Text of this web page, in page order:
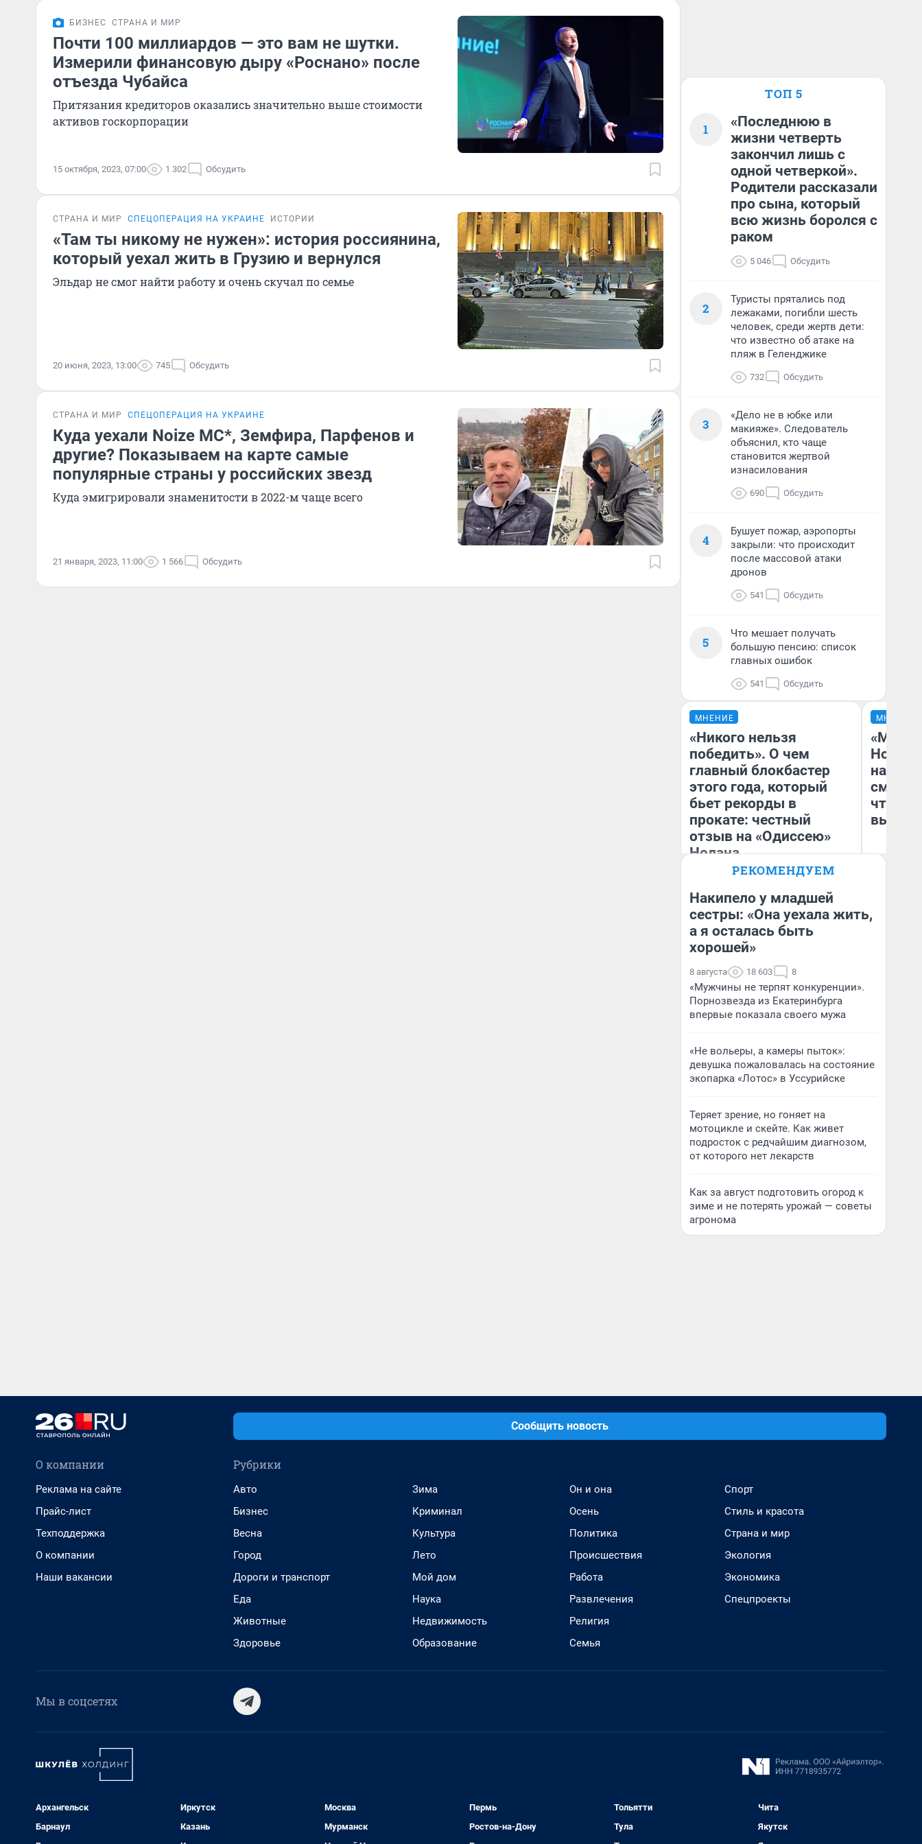
БИЗНЕС СТРАНА И МИР
Почти 100 миллиардов — это вам не шутки.
Измерили финансовую дыру «Роснано» после
отъезда Чубайса
Притязания кредиторов оказались значительно выше стоимости
активов госкорпорации
15 октября, 2023, 07:00 1 302 Обсудить
СТРАНА И МИР СПЕЦОПЕРАЦИЯ НА УКРАИНЕ ИСТОРИИ
«Там ты никому не нужен»: история россиянина,
который уехал жить в Грузию и вернулся
Эльдар не смог найти работу и очень скучал по семье
20 июня, 2023, 13:00 745 Обсудить
СТРАНА И МИР СПЕЦОПЕРАЦИЯ НА УКРАИНЕ
Куда уехали Noize MC*, Земфира, Парфенов и
другие? Показываем на карте самые
популярные страны у российских звезд
Куда эмигрировали знаменитости в 2022-м чаще всего
21 января, 2023, 11:00 1 566 Обсудить
ТОП 5
1
«Последнюю в
жизни четверть
закончил лишь с
одной четверкой».
Родители рассказали
про сына, который
всю жизнь боролся с
раком
5 046 Обсудить
2
Туристы прятались под
лежаками, погибли шесть
человек, среди жертв дети:
что известно об атаке на
пляж в Геленджике
732 Обсудить
3
«Дело не в юбке или
макияже». Следователь
объяснил, кто чаще
становится жертвой
изнасилования
690 Обсудить
4
Бушует пожар, аэропорты
закрыли: что происходит
после массовой атаки
дронов
541 Обсудить
5
Что мешает получать
большую пенсию: список
главных ошибок
541 Обсудить
МНЕНИЕ
«Никого нельзя
победить». О чем
главный блокбастер
этого года, который
бьет рекорды в
прокате: честный
отзыв на «Одиссею»
Нолана
Стас Соколов
МНЕНИЕ
«Мы
чтобы
РЕКОМЕНДУЕМ
Накипело у младшей
сестры: «Она уехала жить,
а я осталась быть
хорошей»
8 августа 18 603 8
«Мужчины не терпят конкуренции».
Порнозвезда из Екатеринбурга
впервые показала своего мужа
«Не вольеры, а камеры пыток»:
девушка пожаловалась на состояние
экопарка «Лотос» в Уссурийске
Теряет зрение, но гоняет на
мотоцикле и скейте. Как живет
подросток с редчайшим диагнозом,
от которого нет лекарств
Как за август подготовить огород к
зиме и не потерять урожай — советы
агронома
Сообщить новость
О компании
Реклама на сайте
Прайс-лист
Техподдержка
О компании
Наши вакансии
Рубрики
Авто
Бизнес
Весна
Город
Дороги и транспорт
Еда
Животные
Здоровье
Зима
Криминал
Культура
Лето
Мой дом
Наука
Недвижимость
Образование
Он и она
Осень
Политика
Происшествия
Работа
Развлечения
Религия
Семья
Спорт
Стиль и красота
Страна и мир
Экология
Экономика
Спецпроекты
Мы в соцсетях
Архангельск
Барнаул
Иркутск
Казань
Москва
Мурманск
Пермь
Ростов-на-Дону
Тольятти
Тула
Чита
Якутск